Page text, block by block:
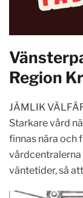
Region
JÄMLIK
Starkare vård
finnas nära och
väntetider, så